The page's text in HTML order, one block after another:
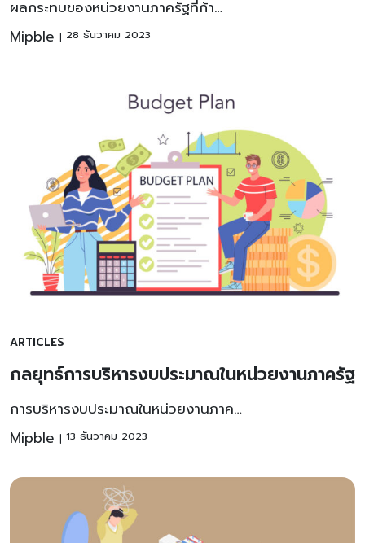
ผลกระทบของหน่วยงานภาครัฐที่ก้า…
Mipble
28 ธันวาคม 2023
ARTICLES
กลยุทธ์การบริหารงบประมาณในหน่วยงานภาครัฐ
การบริหารงบประมาณในหน่วยงานภาค…
Mipble
13 ธันวาคม 2023